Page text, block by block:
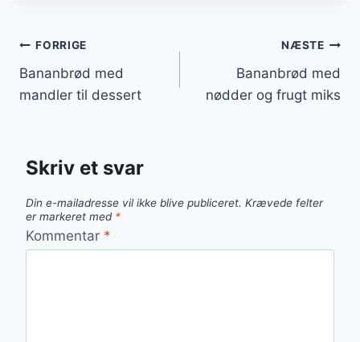
Indlægsnavigation
FORRIGE
Bananbrød med
mandler til dessert
NÆSTE
Bananbrød med
nødder og frugt miks
Skriv et svar
Din e-mailadresse vil ikke blive publiceret. Krævede felter
er markeret med *
Kommentar *